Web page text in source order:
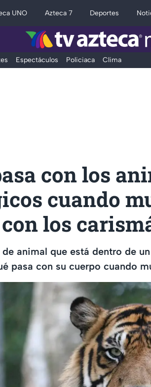
UNO Azteca 7 Deportes
Espectáculos Policiaca Clima
con los
cuando
los
animal que está dentro de
pasa con su cuerpo cuando